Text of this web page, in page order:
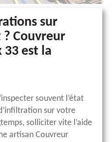
sur
Couvreur
33 est la
souvent l’état
sur votre
solliciter vite l’aide
artisan Couvreur